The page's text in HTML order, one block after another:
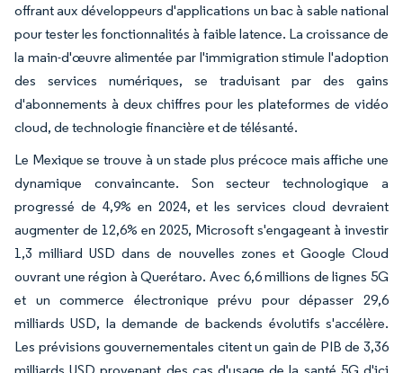
offrant aux développeurs d'applications un bac à sable national
pour tester les fonctionnalités à faible latence. La croissance de
la main-d'œuvre alimentée par l'immigration stimule l'adoption
des services numériques, se traduisant par des gains
d'abonnements à deux chiffres pour les plateformes de vidéo
cloud, de technologie financière et de télésanté.
Le Mexique se trouve à un stade plus précoce mais affiche une
dynamique convaincante. Son secteur technologique a
progressé de 4,9% en 2024, et les services cloud devraient
augmenter de 12,6% en 2025, Microsoft s'engageant à investir
1,3 milliard USD dans de nouvelles zones et Google Cloud
ouvrant une région à Querétaro. Avec 6,6 millions de lignes 5G
et un commerce électronique prévu pour dépasser 29,6
milliards USD, la demande de backends évolutifs s'accélère.
Les prévisions gouvernementales citent un gain de PIB de 3,36